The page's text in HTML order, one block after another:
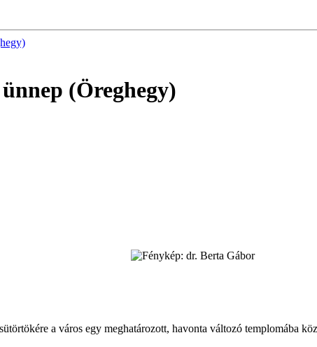
(Öreghegy)
a város egy meghatározott, havonta változó templomába